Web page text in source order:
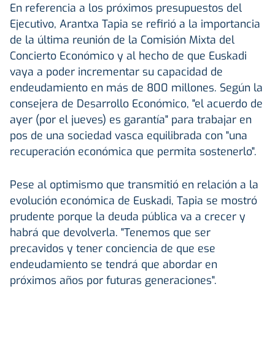
En referencia a los próximos presupuestos del
Ejecutivo, Arantxa Tapia se refirió a la importancia
de la última reunión de la Comisión Mixta del
Concierto Económico y al hecho de que Euskadi
vaya a poder incrementar su capacidad de
endeudamiento en más de 800 millones. Según la
consejera de Desarrollo Económico, "el acuerdo de
ayer (por el jueves) es garantía" para trabajar en
pos de una sociedad vasca equilibrada con "una
recuperación económica que permita sostenerlo".
Pese al optimismo que transmitió en relación a la
evolución económica de Euskadi, Tapia se mostró
prudente porque la deuda pública va a crecer y
habrá que devolverla. "Tenemos que ser
precavidos y tener conciencia de que ese
endeudamiento se tendrá que abordar en
próximos años por futuras generaciones".